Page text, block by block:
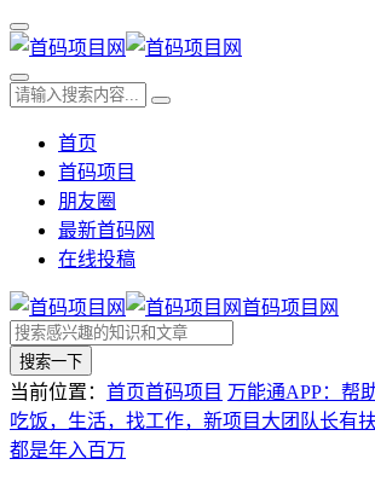
首页
首码项目
朋友圈
最新首码网
在线投稿
首码项目网
搜索一下
当前位置： 首页首码项目 万能通APP：帮
吃饭，生活，找工作，新项目大团队长有
都是年入百万